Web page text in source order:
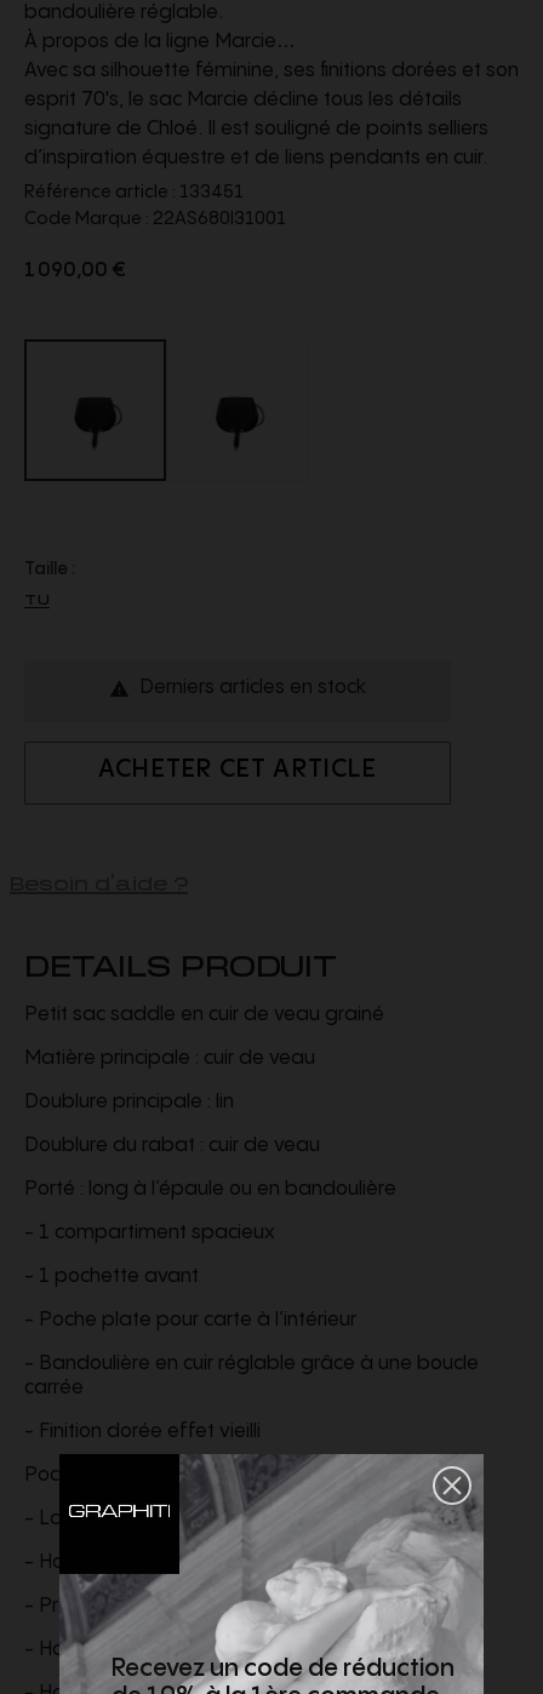
bandoulière réglable.
À propos de la ligne Marcie…
Avec sa silhouette féminine, ses finitions dorées et son
esprit 70's, le sac Marcie décline tous les détails
signature de Chloé. Il est souligné de points selliers
d’inspiration équestre et de liens pendants en cuir.
Référence article : 133451
Code Marque : 22AS680I31001
1 090,00 €
Taille :
TU
 Derniers articles en stock
ACHETER CET ARTICLE
DETAILS PRODUIT
Petit sac saddle en cuir de veau grainé
Matière principale : cuir de veau
Doublure principale : lin
Doublure du rabat : cuir de veau
Porté : long à l’épaule ou en bandoulière
- 1 compartiment spacieux
- 1 pochette avant
- Poche plate pour carte à l’intérieur
- Bandoulière en cuir réglable grâce à une boucle
carrée
- Finition dorée effet vieilli
Pochette de protection incluse
- Largeur : 18 cm
- Hauteur : 17 cm
- Profondeur : 10 cm
- Hauteur min. de la bandoulière : 50 cm
Recevez un code de réduction